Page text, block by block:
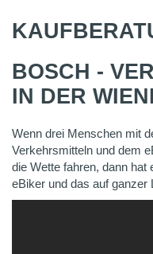
BOSCH -
IN DER
Wenn drei Menschen mit
Verkehrsmitteln und dem
die Wette fahren, dann hat
eBiker und das auf ganzer